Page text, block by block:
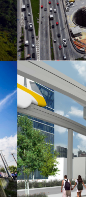
Linha 18 –